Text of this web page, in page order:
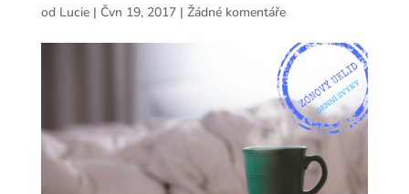
od Lucie| Čvn 19, 2017| Žádné komentáře